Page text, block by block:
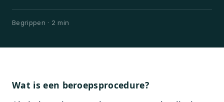
Begrippen · 2 min
Wat is een beroepsprocedure?